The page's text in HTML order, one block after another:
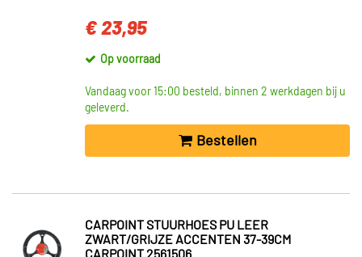
€ 23,95
Op voorraad
Vandaag voor 15:00 besteld, binnen 2 werkdagen bij u
geleverd.
Bestellen
CARPOINT STUURHOES PU LEER
ZWART/GRIJZE ACCENTEN 37-39CM